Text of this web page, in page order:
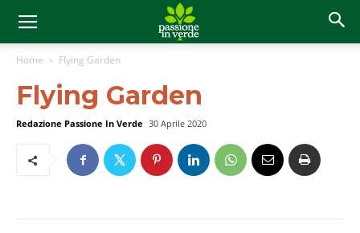
Home Flying Garden
Flying Garden
Redazione Passione In Verde 30 Aprile 2020